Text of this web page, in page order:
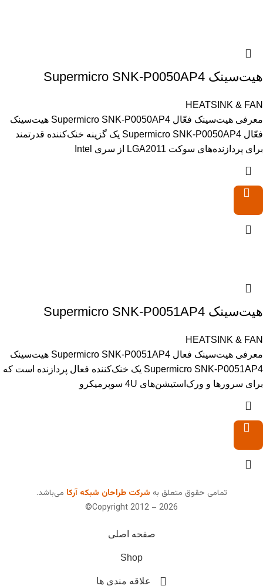
هیت‌سینک Supermicro SNK-P0050AP4
HEATSINK & FAN
معرفی هیت‌سینک فعّال Supermicro SNK-P0050AP4 هیت‌سینک
فعّال Supermicro SNK-P0050AP4 یک گزینه خنک‌کننده قدرتمند
برای پردازنده‌های سوکت LGA2011 از سری Intel
هیت‌سینک Supermicro SNK-P0051AP4
HEATSINK & FAN
معرفی هیت‌سینک فعال Supermicro SNK-P0051AP4 هیت‌سینک
Supermicro SNK-P0051AP4 یک خنک‌کننده فعال پردازنده است که
برای سرورها و ورک‌استیشن‌های 4U سوپرمیکرو
تمامی حقوق متعلق به شرکت طراحان شبکه آرکا می‌باشد.
Copyright 2012 – 2026©
صفحه اصلی
Shop
علاقه مندی ها